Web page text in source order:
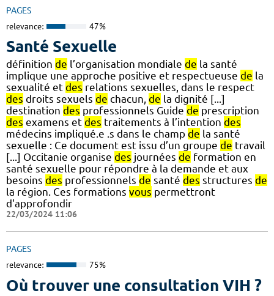
PAGES
relevance: 47%
Santé Sexuelle
définition de l’organisation mondiale de la santé
implique une approche positive et respectueuse de la
sexualité et des relations sexuelles, dans le respect
des droits sexuels de chacun, de la dignité [...]
destination des professionnels Guide de prescription
des examens et des traitements à l’intention des
médecins impliqué.e .s dans le champ de la santé
sexuelle : Ce document est issu d’un groupe de travail
[...] Occitanie organise des journées de formation en
santé sexuelle pour répondre à la demande et aux
besoins des professionnels de santé des structures de
la région. Ces formations vous permettront
d'approfondir
22/03/2024 11:06
PAGES
relevance: 75%
Où trouver une consultation VIH ?